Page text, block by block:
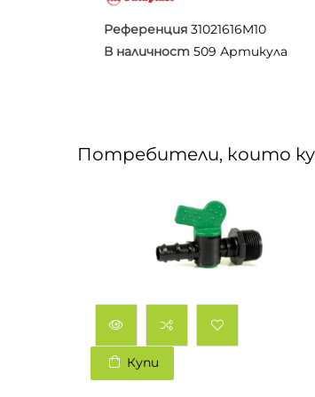
Референция 31021616M10
В наличност 509 Артикула
Потребители, които
Купи